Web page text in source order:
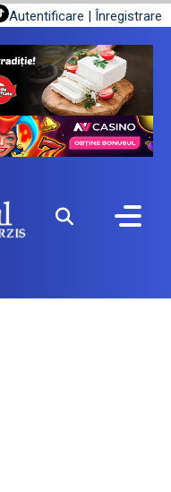
Autentificare | Înregistrare